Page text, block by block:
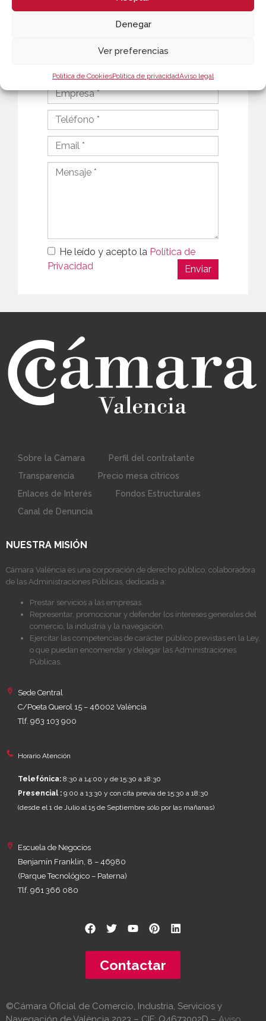
Denegar
Ver preferencias
Política de CookiesPolítica de privacidadAviso legal
He leído y acepto la Política de
Privacidad
Sobre la Cámara
Perfil del contratante
Transparencia
Precio mesa citricos
Enlaces de Interés
Fondos Estructurales
Canal de Denuncia
NUESTRA MISIÓN
Cámara València es una corporación de derecho público, colaboradora
de las Administraciones Públicas, dedicada a:
Prestar servicios a las empresas.
Representar, promocionar y defender los intereses generales del
comercio, la industria y la navegación.
Ejercitar las competencias de carácter público previstas en la Ley,
o que puedan encomendar y delegar las Administraciones
Públicas.
Sede Central
C/Poeta Querol 15 – 46002 València
Tlf. 963 103 900
Horario Atención
Telefónica: 8:30 a 14:00 y de 15:30 a 18:30
Presencial : 9:00 a 13:30 y con cita previa de 15:30 a 18:30
(desde el 1 de Julio al 15 de Septiembre sólo por las mañanas)
Escuela de Negocios
Benjamín Franklin, 8 – 46980
(Parque Tecnológico – Paterna)
Tlf. 961 366 080
Contactar
©Cámara Oficial de Comercio, Industria, Servicios y